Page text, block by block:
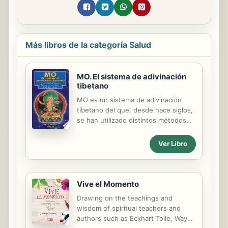
Más libros de la categoría Salud
MO. El sistema de adivinación
tibetano
MO es un sistema de adivinación
tibetano del que, desde hace siglos,
se han utilizado distintos métodos
fundamentalmente en el Kalachakra
Tantra. La forma de consulta del
oráculo es sencilla y se practica con
unos dados, dividiéndose la
respuesta en once partes: familia y
propósitos; amigos y riqueza;
enemigos; visitantes; enfermedad;
espíritus malignos; prácticas
Ver Libro
Vive el Momento
Drawing on the teachings and
wisdom of spiritual teachers and
authors such as Eckhart Tolle, Wayne